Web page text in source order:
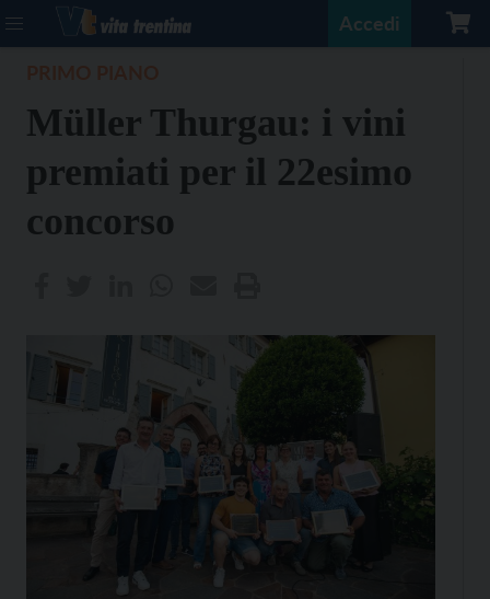
Accedi
Müller Thurgau: i vini
premiati per il 22esimo
concorso